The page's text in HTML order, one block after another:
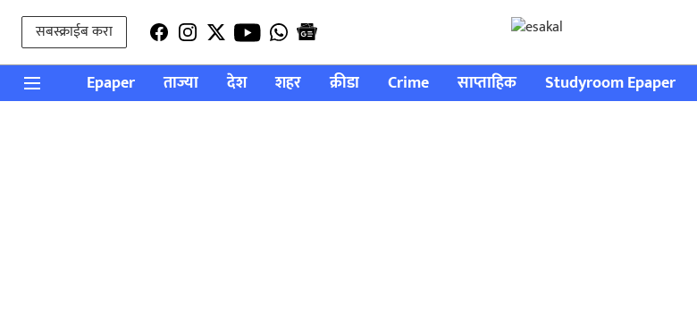
सबस्क्राईब करा
Epaper ताज्या देश शहर क्रीडा Crime साप्ताहिक Studyroom Epaper